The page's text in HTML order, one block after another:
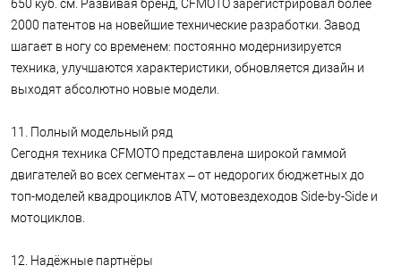
650 куб. см. Развивая бренд, CFMOTO зарегистрировал более
2000 патентов на новейшие технические разработки. Завод
шагает в ногу со временем: постоянно модернизируется
техника, улучшаются характеристики, обновляется дизайн и
выходят абсолютно новые модели.
11. Полный модельный ряд
Сегодня техника CFMOTO представлена широкой гаммой
двигателей во всех сегментах – от недорогих бюджетных до
топ-моделей квадроциклов ATV, мотовездеходов Side-by-Side и
мотоциклов.
12. Надёжные партнёры